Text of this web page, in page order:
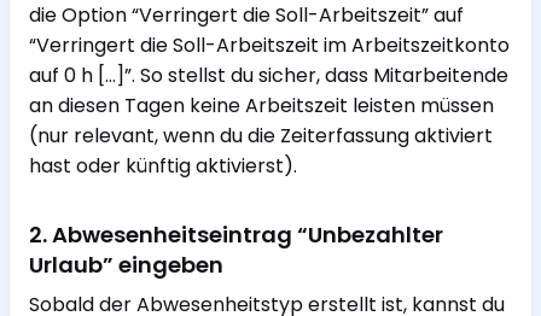
die Option “Verringert die Soll-Arbeitszeit” auf
“Verringert die Soll-Arbeitszeit im Arbeitszeitkonto
auf 0 h […]”. So stellst du sicher, dass Mitarbeitende
an diesen Tagen keine Arbeitszeit leisten müssen
(nur relevant, wenn du die Zeiterfassung aktiviert
hast oder künftig aktivierst).
2. Abwesenheitseintrag “Unbezahlter
Urlaub” eingeben
Sobald der Abwesenheitstyp erstellt ist, kannst du